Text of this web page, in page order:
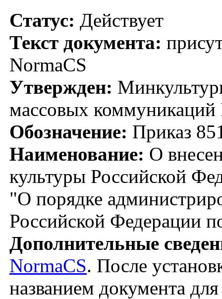
Статус: Действует
Текст документа:
NormaCS
Утвержден:
массовых
Обозначение: Приказ
Наименование: О
культуры Российской
"О порядке
Российской Федерации
Дополнительные
NormaCS. После
названием документа